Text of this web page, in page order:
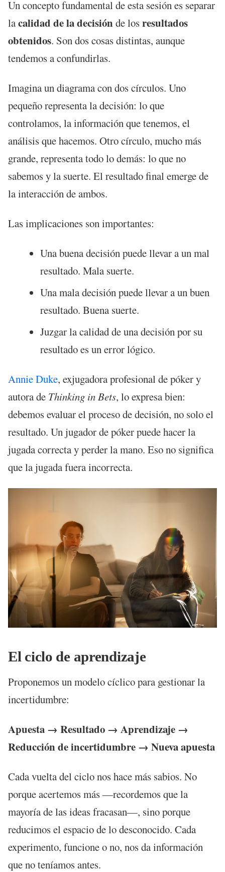
Un concepto fundamental de esta sesión es separar
lacalidad de la decisión de losresultados
obtenidos. Son dos cosas distintas, aunque
tendemos a confundirlas.
Imagina un diagrama con dos círculos. Uno
pequeño representa la decisión: lo que
controlamos, la información que tenemos, el
análisis que hacemos. Otro círculo, mucho más
grande, representa todo lo demás: lo que no
sabemos y la suerte. El resultado final emerge de
la interacción de ambos.
Las implicaciones son importantes:
Una buena decisión puede llevar a un mal
resultado. Mala suerte.
Una mala decisión puede llevar a un buen
resultado. Buena suerte.
Juzgar la calidad de una decisión por su
resultado es un error lógico.
Annie Duke, exjugadora profesional de póker y
autora de Thinking in Bets, lo expresa bien:
debemos evaluar el proceso de decisión, no solo el
resultado. Un jugador de póker puede hacer la
jugada correcta y perder la mano. Eso no significa
que la jugada fuera incorrecta.
El ciclo de aprendizaje
Proponemos un modelo cíclico para gestionar la
incertidumbre:
Apuesta → Resultado → Aprendizaje →
Reducción de incertidumbre → Nueva apuesta
Cada vuelta del ciclo nos hace más sabios. No
porque acertemos más —recordemos que la
mayoría de las ideas fracasan—, sino porque
reducimos el espacio de lo desconocido. Cada
experimento, funcione o no, nos da información
que no teníamos antes.